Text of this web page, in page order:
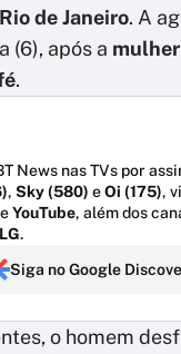
Rio de Janeiro. A
(6), após a
.
News nas TVs por
, Sky (580) eOi (175),
eYouTube, além dos
LG.
Siga no Google
o homem